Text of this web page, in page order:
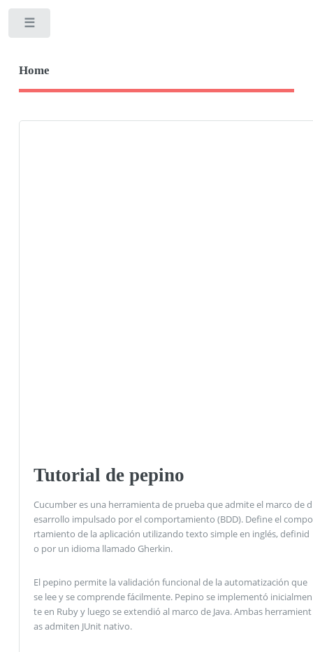
Home
Tutorial de pepino
Cucumber es una herramienta de prueba que admite el marco de d
esarrollo impulsado por el comportamiento (BDD). Define el compo
rtamiento de la aplicación utilizando texto simple en inglés, definid
o por un idioma llamado Gherkin.
El pepino permite la validación funcional de la automatización que
se lee y se comprende fácilmente. Pepino se implementó inicialmen
te en Ruby y luego se extendió al marco de Java. Ambas herramient
as admiten JUnit nativo.